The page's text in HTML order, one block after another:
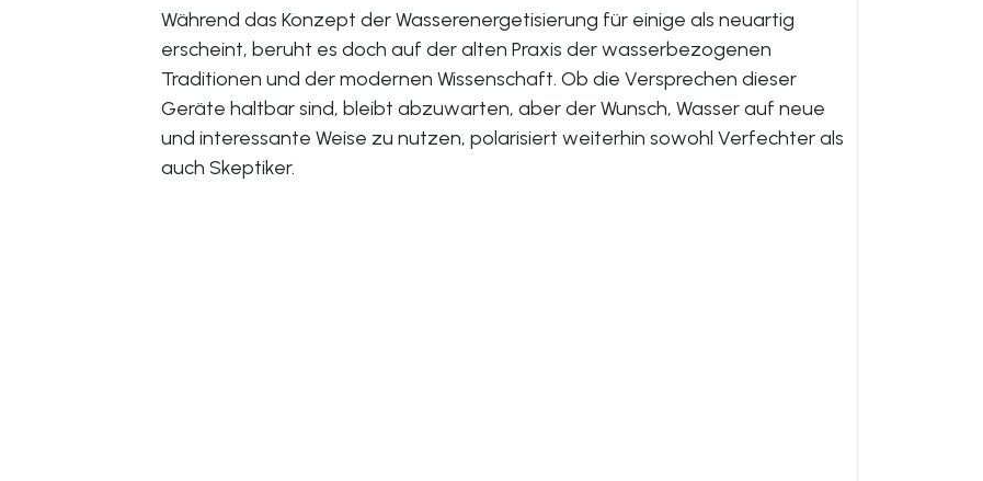
Während das Konzept der Wasserenergetisierung für einige als neuartig
erscheint, beruht es doch auf der alten Praxis der wasserbezogenen
Traditionen und der modernen Wissenschaft. Ob die Versprechen dieser
Geräte haltbar sind, bleibt abzuwarten, aber der Wunsch, Wasser auf neue
und interessante Weise zu nutzen, polarisiert weiterhin sowohl Verfechter als
auch Skeptiker.